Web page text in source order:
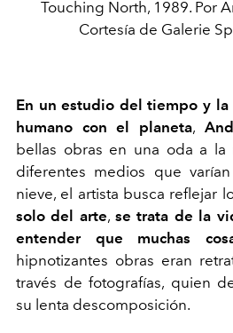
Touching North, 1989. Por
Cortesía de Galerie
En un estudio del tiempo y
humano con el planeta,
bellas obras en una oda a la
diferentes medios que
nieve, el artista busca reflejar
solo del arte,se trata de la
entender que muchas
hipnotizantes obras eran
través de fotografías, quien
su lenta descomposición.